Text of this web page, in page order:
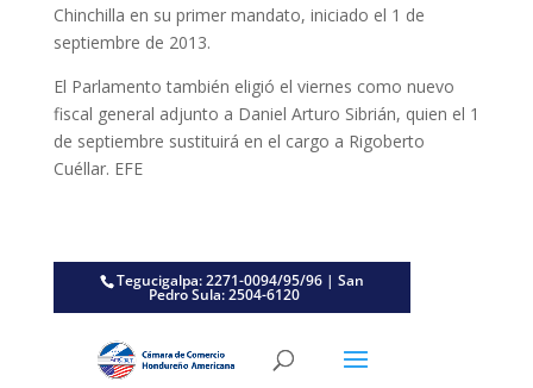
Chinchilla en su primer mandato, iniciado el 1 de
septiembre de 2013.
El Parlamento también eligió el viernes como nuevo
fiscal general adjunto a Daniel Arturo Sibrián, quien el 1
de septiembre sustituirá en el cargo a Rigoberto
Cuéllar. EFE